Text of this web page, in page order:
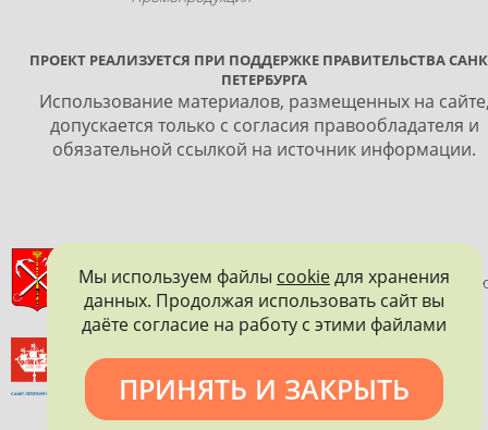
ПРОЕКТ РЕАЛИЗУЕТСЯ ПРИ ПОДДЕРЖКЕ ПРАВИТЕЛЬСТВА
ПЕТЕРБУРГА
Использование материалов, размещенных на
допускается только с согласия правообладателя и
обязательной ссылкой на источник информации.
КОМИТЕТ ПО ГОСУДАРСТВЕННОМУ КОНТРОЛЮ,
И ОХРАНЕ ПАМЯТНИКОВ ИСТОРИИ И КУЛЬТУРЫ
ИСТОРИИ И КУЛЬТУРЫ
САНКТ-ПЕТЕРБУРГСКОЕ ГОРОДСКОЕ ОТДЕЛЕНИЕ
Мы используем файлы cookieдля хранения
данных. Продолжая использовать сайт вы
даёте согласие на работу с этими файлами
ПРИНЯТЬ И ЗАКРЫТЬ